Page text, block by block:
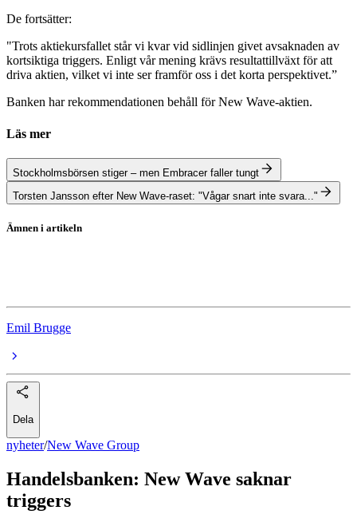
De fortsätter:
"Trots aktiekursfallet står vi kvar vid sidlinjen givet avsaknaden av
kortsiktiga triggers. Enligt vår mening krävs resultattillväxt för att
driva aktien, vilket vi inte ser framför oss i det korta perspektivet.”
Banken har rekommendationen behåll för New Wave-aktien.
Läs mer
Stockholmsbörsen stiger – men Embracer faller tungt
Torsten Jansson efter New Wave-raset: "Vågar snart inte svara..."
Ämnen i artikeln
Emil Brugge
Dela
nyheter/New Wave Group
Handelsbanken: New Wave saknar
triggers